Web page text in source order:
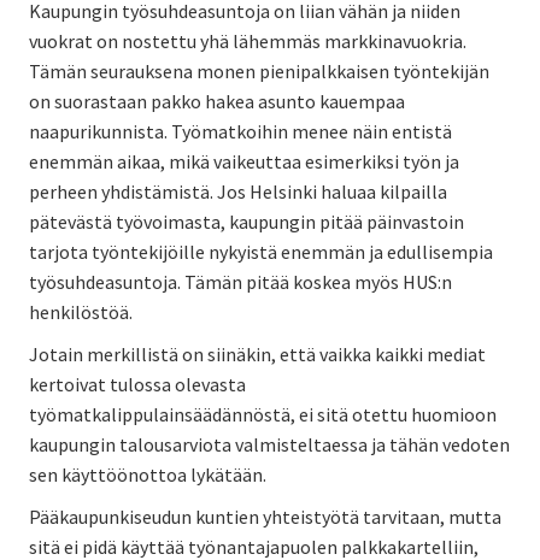
Kaupungin työsuhdeasuntoja on liian vähän ja niiden
vuokrat on nostettu yhä lähemmäs markkinavuokria.
Tämän seurauksena monen pienipalkkaisen työntekijän
on suorastaan pakko hakea asunto kauempaa
naapurikunnista. Työmatkoihin menee näin entistä
enemmän aikaa, mikä vaikeuttaa esimerkiksi työn ja
perheen yhdistämistä. Jos Helsinki haluaa kilpailla
pätevästä työvoimasta, kaupungin pitää päinvastoin
tarjota työntekijöille nykyistä enemmän ja edullisempia
työsuhdeasuntoja. Tämän pitää koskea myös HUS:n
henkilöstöä.
Jotain merkillistä on siinäkin, että vaikka kaikki mediat
kertoivat tulossa olevasta
työmatkalippulainsäädännöstä, ei sitä otettu huomioon
kaupungin talousarviota valmisteltaessa ja tähän vedoten
sen käyttöönottoa lykätään.
Pääkaupunkiseudun kuntien yhteistyötä tarvitaan, mutta
sitä ei pidä käyttää työnantajapuolen palkkakartelliin,